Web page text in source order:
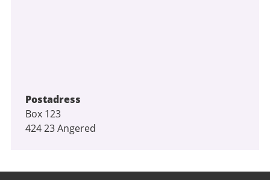
Postadress
Box 123
424 23 Angered